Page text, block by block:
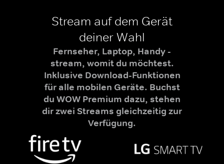
Stream auf dem Gerät
deiner Wahl
Fernseher, Laptop, Handy -
stream, womit du möchtest.
Inklusive Download-Funktionen
für alle mobilen Geräte. Buchst
du WOW Premium dazu, stehen
dir zwei Streams gleichzeitig zur
Verfügung.